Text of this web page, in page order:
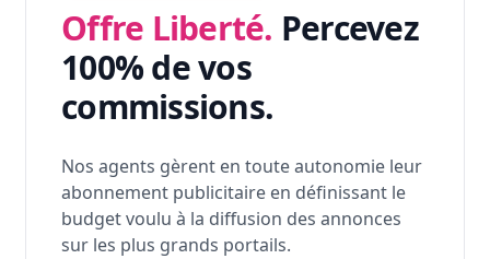
Offre Liberté. Percevez
100% de vos
commissions.
Nos agents gèrent en toute autonomie leur
abonnement publicitaire en définissant le
budget voulu à la diffusion des annonces
sur les plus grands portails.